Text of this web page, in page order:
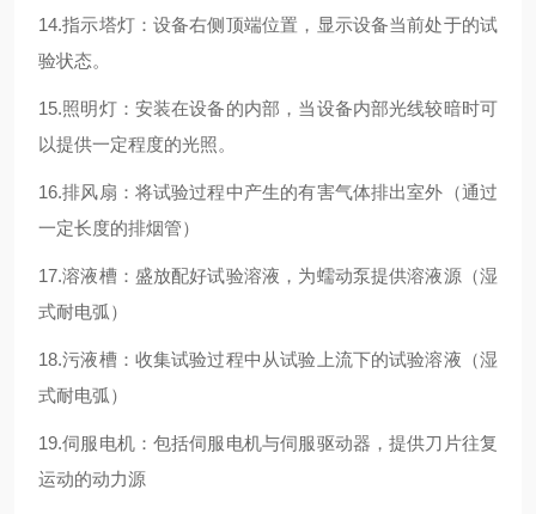
14.指示塔灯：设备右侧顶端位置，显示设备当前处于的试
验状态。
15.照明灯：安装在设备的内部，当设备内部光线较暗时可
以提供一定程度的光照。
16.排风扇：将试验过程中产生的有害气体排出室外（通过
一定长度的排烟管）
17.溶液槽：盛放配好试验溶液，为蠕动泵提供溶液源（湿
式耐电弧）
18.污液槽：收集试验过程中从试验上流下的试验溶液（湿
式耐电弧）
19.伺服电机：包括伺服电机与伺服驱动器，提供刀片往复
运动的动力源